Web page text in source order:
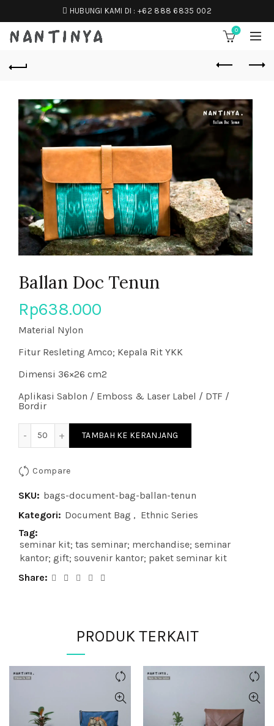
HUBUNGI KAMI DI :+62 888 6835 002
0
Ballan Doc Tenun
Rp638.000
Material Nylon
Fitur Resleting Amco; Kepala Rit YKK
Dimensi 36×26 cm2
Aplikasi Sablon / Emboss & Laser Label / DTF /
Bordir
Kuantitas Ballan Doc Tenun
TAMBAH KE KERANJANG
Compare
SKU: bags-document-bag-ballan-tenun
Kategori: Document Bag , Ethnic Series
Tag:
seminar kit; tas seminar; merchandise; seminar
kantor; gift; souvenir kantor; paket seminar kit
Share
PRODUK TERKAIT